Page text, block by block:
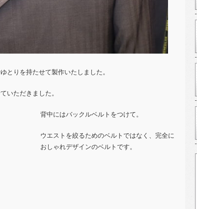
とりを持たせて製作いたしました。
いただきました。
背中にはバックルベルトをつけて。
ウエストを絞るためのベルトではなく、完全に
おしゃれデザインのベルトです。